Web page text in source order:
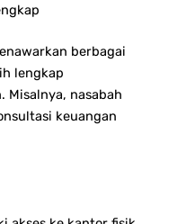
berbagai
lengkap
nasabah
keuangan